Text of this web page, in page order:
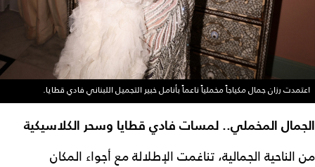
اعتمدت رزان جمال مكياجاً مخملياً ناعماً بأنامل خبير التجميل اللبناني فادي قطايا.
الجمال المخملي.. لمسات فادي قطايا وسحر الكلاسيكية
من الناحية الجمالية، تناغمت الإطلالة مع أجواء المكان